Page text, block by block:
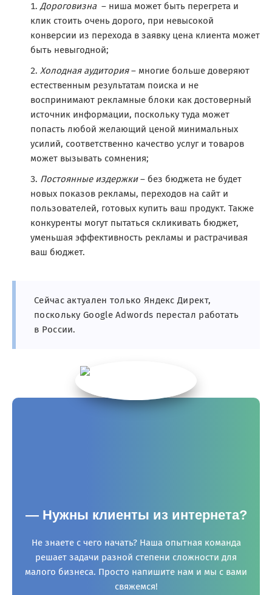
Дороговизна– ниша может быть перегрета и
клик стоить очень дорого, при невысокой
конверсии из перехода в заявку цена клиента может
быть невыгодной;
Холодная аудитория– многие больше доверяют
естественным результатам поиска и не
воспринимают рекламные блоки как достоверный
источник информации, поскольку туда может
попасть любой желающий ценой минимальных
усилий, соответственно качество услуг и товаров
может вызывать сомнения;
Постоянные издержки– без бюджета не будет
новых показов рекламы, переходов на сайт и
пользователей, готовых купить ваш продукт. Также
конкуренты могут пытаться скликивать бюджет,
уменьшая эффективность рекламы и растрачивая
ваш бюджет.
Сейчас актуален только Яндекс Директ,
поскольку Google Adwords перестал работать
в России.
— Нужны клиенты из интернета?
Не знаете с чего начать? Наша опытная команда
решает задачи разной степени сложности для
малого бизнеса. Просто напишите нам и мы с вами
свяжемся!